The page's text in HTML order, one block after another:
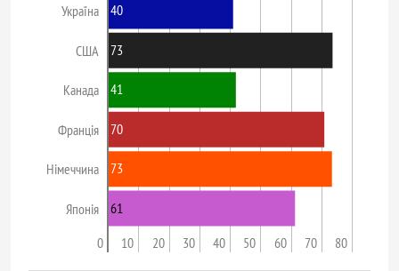
Україна
США
Канада
Франція
Німеччина
Японія
0 10 20 30 40 50 60 70 80
40
73
41
70
73
61